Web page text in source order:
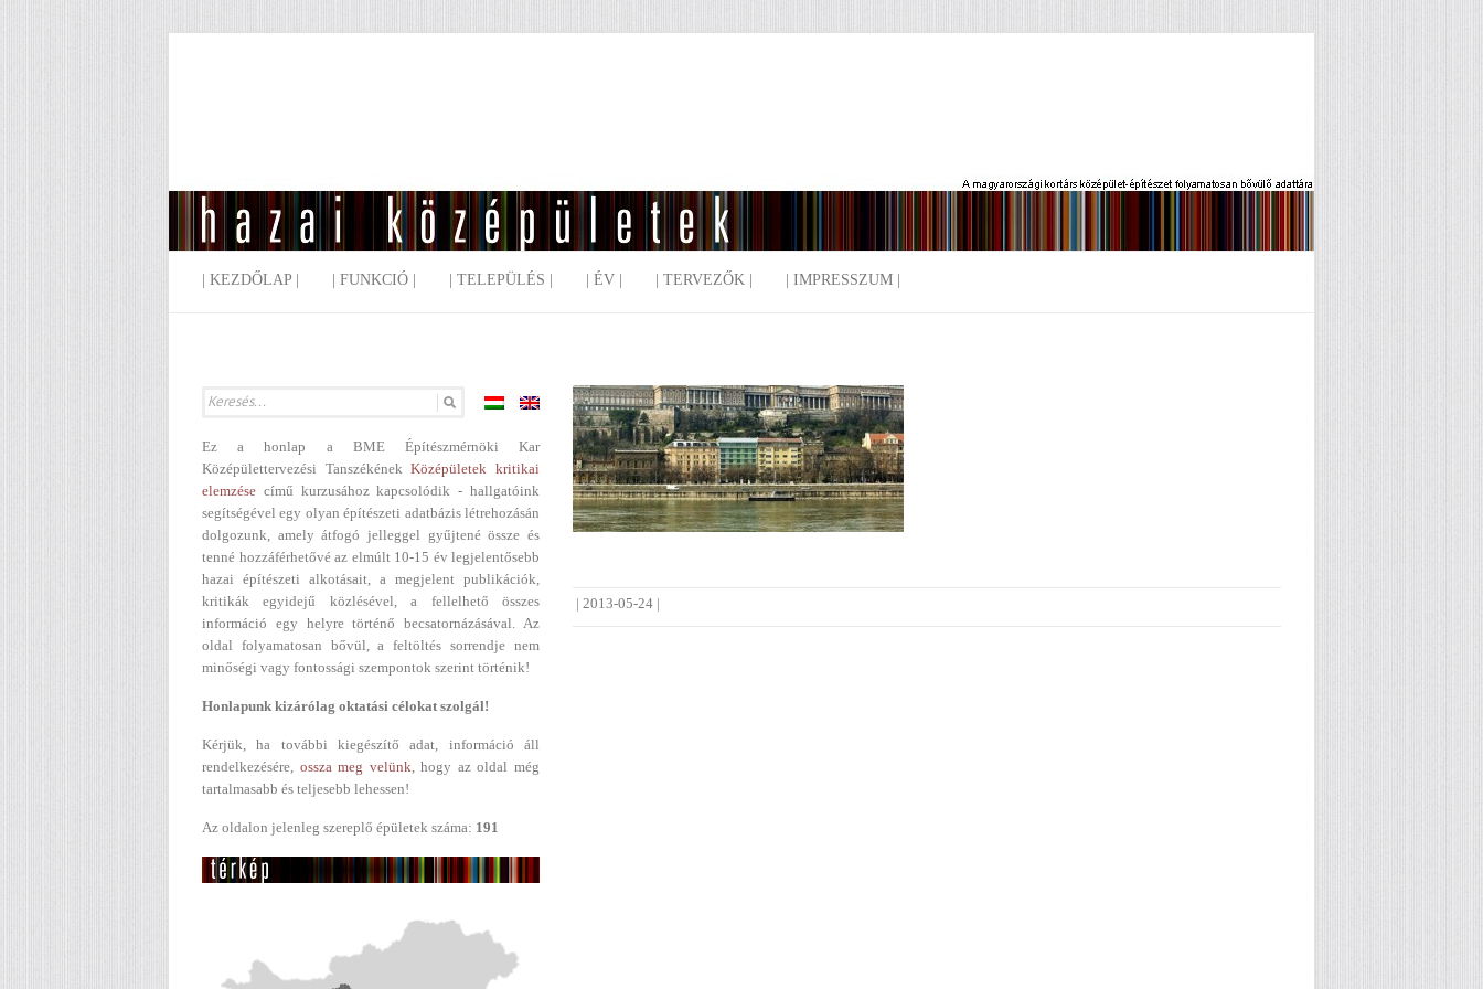
| KEZDŐLAP | | FUNKCIÓ | | TELEPÜLÉS | | ÉV | | TERVEZŐK | | IMPRESSZUM |
|2013-05-24 |
Ez a honlap a BME Építészmérnöki Kar
Középülettervezési TanszékénekKözépületek kritikai
elemzése című kurzusához kapcsolódik - hallgatóink
segítségével egy olyan építészeti adatbázis létrehozásán
dolgozunk, amely átfogó jelleggel gyűjtené össze és
tenné hozzáférhetővé az elmúlt 10-15 év legjelentősebb
hazai építészeti alkotásait, a megjelent publikációk,
kritikák egyidejű közlésével, a fellelhető összes
információ egy helyre történő becsatornázásával. Az
oldal folyamatosan bővül, a feltöltés sorrendje nem
minőségi vagy fontossági szempontok szerint történik!
Honlapunk kizárólag oktatási célokat szolgál!
Kérjük, ha további kiegészítő adat, információ áll
rendelkezésére, ossza meg velünk, hogy az oldal még
tartalmasabb és teljesebb lehessen!
Az oldalon jelenleg szereplő épületek száma: 191